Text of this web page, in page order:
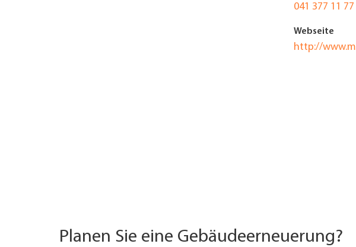
041 377 11 77
Webseite
http://
Planen Sie eine Gebäudeerneuerung?